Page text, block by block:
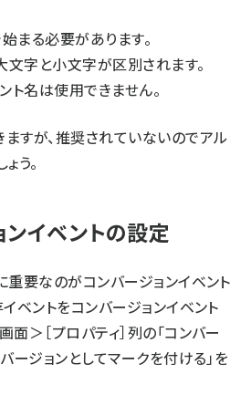
まる必要があります。
文字と小文字が区別されます。
ト名は使用できません。
すが、推奨されていないのでアル
う。
イベントの設定
重要なのがコンバージョンイベント
ベントをコンバージョンイベント
面＞［プロパティ］列の「コンバー
ージョンとしてマークを付ける」を